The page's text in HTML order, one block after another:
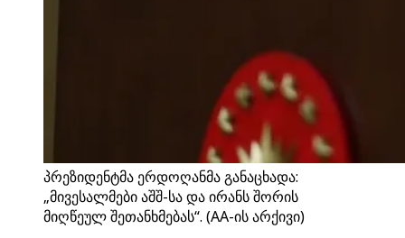
პრეზიდენტმა ერდოღანმა განაცხადა:
„მივესალმები აშშ-სა და ირანს შორის
მიღწეულ შეთანხმებას“. (AA-ის არქივი)